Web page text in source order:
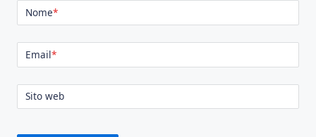
Nome*
Email*
Sito web